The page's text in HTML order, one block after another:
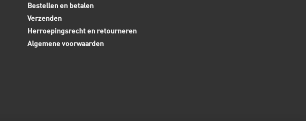
Bestellen en betalen
Verzenden
Herroepingsrecht en retourneren
Algemene voorwaarden